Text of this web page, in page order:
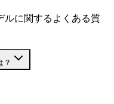
ルに関するよくある質
？